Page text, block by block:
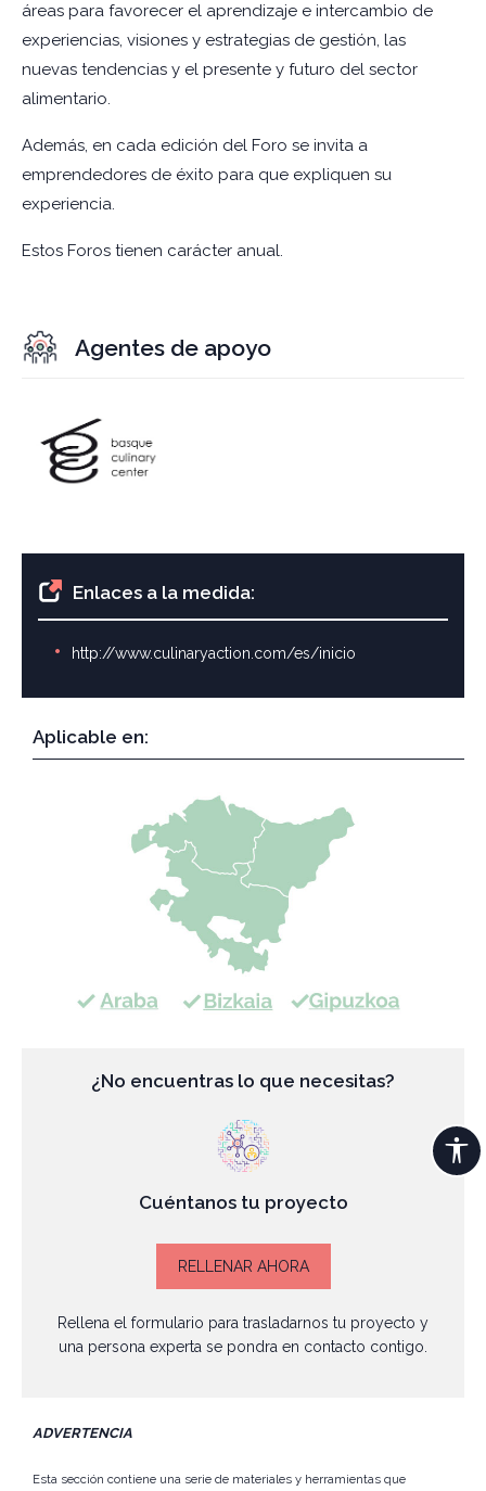
áreas para favorecer el aprendizaje e intercambio de
experiencias, visiones y estrategias de gestión, las
nuevas tendencias y el presente y futuro del sector
alimentario.
Además, en cada edición del Foro se invita a
emprendedores de éxito para que expliquen su
experiencia.
Estos Foros tienen carácter anual.
Agentes de apoyo
Enlaces a la medida:
http://www.culinaryaction.com/es/inicio
Aplicable en:
¿No encuentras lo que necesitas?
Cuéntanos tu proyecto
RELLENAR AHORA
Rellena el formulario para trasladarnos tu proyecto y
una persona experta se pondra en contacto contigo.
ADVERTENCIA
Esta sección contiene una serie de materiales y herramientas que